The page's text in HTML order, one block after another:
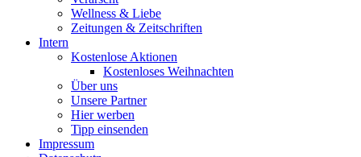
Wellness & Liebe
Zeitungen & Zeitschriften
Intern
Kostenlose Aktionen
Kostenloses Weihnachten
Über uns
Unsere Partner
Hier werben
Tipp einsenden
Impressum